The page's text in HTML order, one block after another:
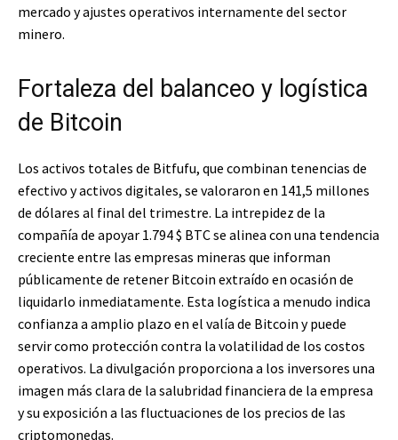
mercado y ajustes operativos internamente del sector
minero.
Fortaleza del balanceo y logística
de Bitcoin
Los activos totales de Bitfufu, que combinan tenencias de
efectivo y activos digitales, se valoraron en 141,5 millones
de dólares al final del trimestre. La intrepidez de la
compañía de apoyar 1.794$ BTCse alinea con una tendencia
creciente entre las empresas mineras que informan
públicamente de retener Bitcoin extraído en ocasión de
liquidarlo inmediatamente. Esta logística a menudo indica
confianza a amplio plazo en el valía de Bitcoin y puede
servir como protección contra la volatilidad de los costos
operativos. La divulgación proporciona a los inversores una
imagen más clara de la salubridad financiera de la empresa
y su exposición a las fluctuaciones de los precios de las
criptomonedas.